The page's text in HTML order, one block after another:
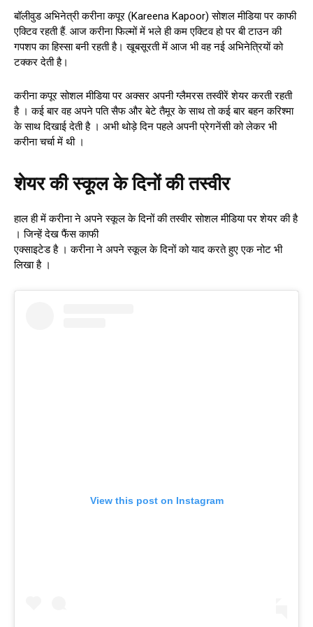
बॉलीवुड अभिनेत्री करीना कपूर (Kareena Kapoor) सोशल मीडिया पर काफी
एक्टिव रहती हैं. आज करीना फिल्मों में भले ही कम एक्टिव हो पर बी टाउन की
गपशप का हिस्सा बनी रहती है। खूबसूरती में आज भी वह नई अभिनेत्रियों को
टक्कर देती है।
करीना कपूर सोशल मीडिया पर अक्सर अपनी ग्लैमरस तस्वीरें शेयर करती रहती
है । कई बार वह अपने पति सैफ और बेटे तैमूर के साथ तो कई बार बहन करिश्मा
के साथ दिखाई देती है । अभी थोड़े दिन पहले अपनी प्रेगनेंसी को लेकर भी
करीना चर्चा में थी ।
शेयर की स्कूल के दिनों की तस्वीर
हाल ही में करीना ने अपने स्कूल के दिनों की तस्वीर सोशल मीडिया पर शेयर की है
। जिन्हें देख फैंस काफी
एक्साइटेड है । करीना ने अपने स्कूल के दिनों को याद करते हुए एक नोट भी
लिखा है ।
View this post on Instagram